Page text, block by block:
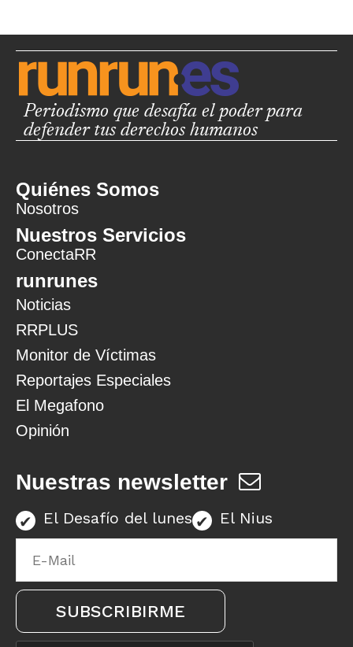
Periodismo que desafía el poder para
defender tus derechos humanos
Quiénes Somos
Nosotros
Nuestros Servicios
ConectaRR
runrunes
Noticias
RRPLUS
Monitor de Víctimas
Reportajes Especiales
El Megafono
Opinión
Nuestras newsletter
El Desafío del lunes El Nius